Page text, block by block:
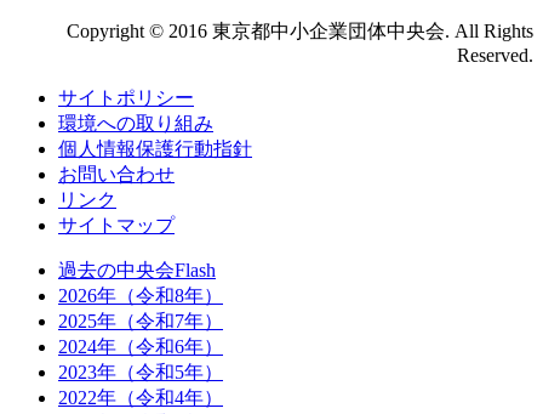
Copyright © 2016 東京都中小企業団体中央会. All Rights
Reserved.
サイトポリシー
環境への取り組み
個人情報保護行動指針
お問い合わせ
リンク
サイトマップ
過去の中央会Flash
2026年（令和8年）
2025年（令和7年）
2024年（令和6年）
2023年（令和5年）
2022年（令和4年）